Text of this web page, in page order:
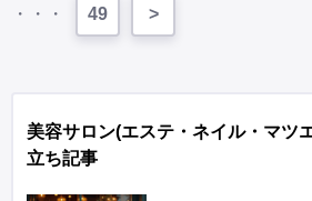
・・・ 49 >
美容サロン(エステ・ネイル・マツ
立ち記事